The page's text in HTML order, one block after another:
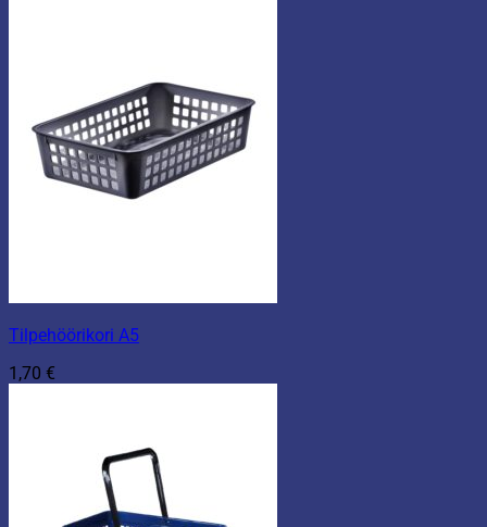
Tilpehöörikori A5
1,70 €